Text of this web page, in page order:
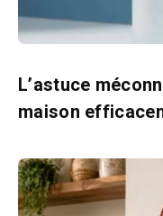
L’astuce
maison